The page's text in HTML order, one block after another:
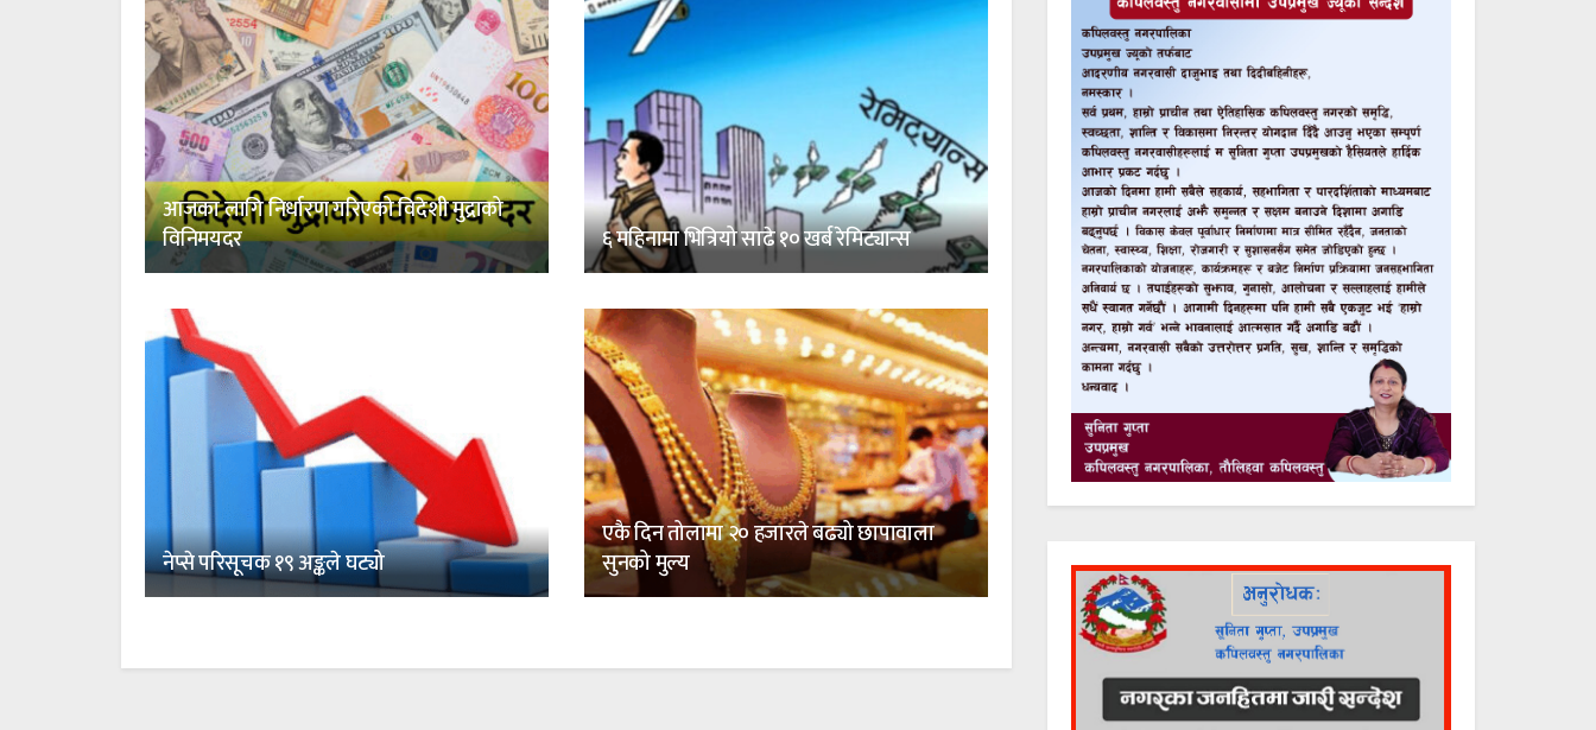
आजका लागि निर्धारण गरिएको विदेशी मुद्राको
विनिमयदर
६ महिनामा भित्रियो साढे १० खर्ब रेमिट्यान्स
नेप्से परिसूचक १९ अङ्कले घट्यो
एकै दिन तोलामा २० हजारले बढ्यो छापावाला
सुनको मुल्य